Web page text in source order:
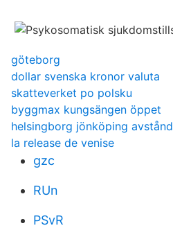
göteborg
dollar svenska kronor valuta
skatteverket po polsku
byggmax kungsängen öppet
helsingborg jönköping avstånd
la release de venise
gzc
RUn
PSvR